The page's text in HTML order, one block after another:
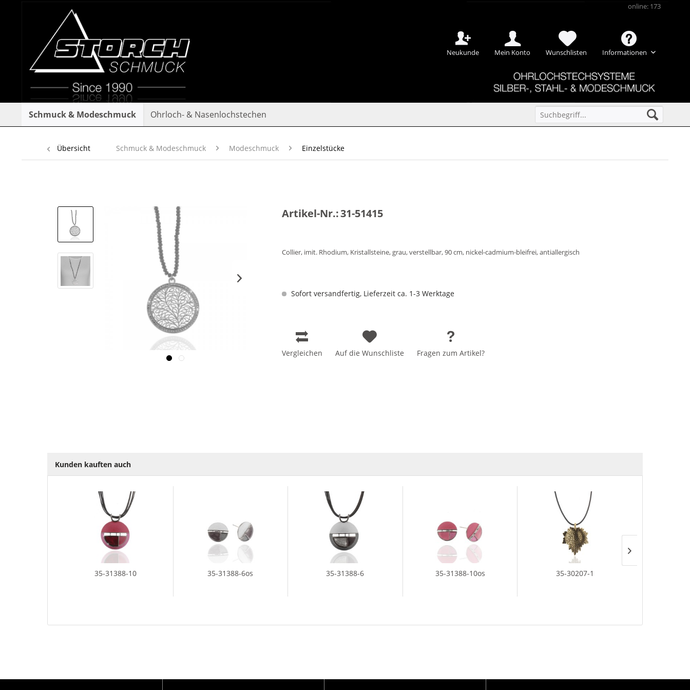
Neukunde Mein Konto Wunschlisten Informationen
online: 173
Schmuck & Modeschmuck Ohrloch- & Nasenlochstechen
Übersicht Schmuck & Modeschmuck Modeschmuck Einzelstücke
Artikel-Nr.:31-51415
Collier, imit. Rhodium, Kristallsteine, grau, verstellbar, 90 cm, nickel-cadmium-bleifrei, antiallergisch
Sofort versandfertig, Lieferzeit ca. 1-3 Werktage
Vergleichen Auf die Wunschliste Fragen zum Artikel?
Kunden kauften auch
35-31388-10 35-31388-6os 35-31388-6 35-31388-10os 35-30207-1